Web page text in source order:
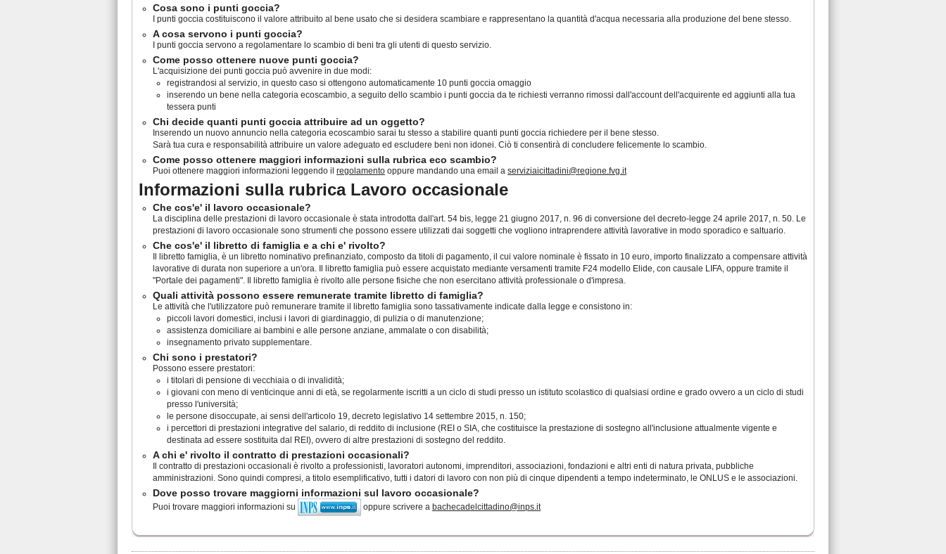
Cosa sono i punti goccia?
I punti goccia costituiscono il valore attribuito al bene usato che si desidera scambiare e rappresentano la quantità d'acqua necessaria alla produzione del bene stesso.
A cosa servono i punti goccia?
I punti goccia servono a regolamentare lo scambio di beni tra gli utenti di questo servizio.
Come posso ottenere nuove punti goccia?
L'acquisizione dei punti goccia può avvenire in due modi:
registrandosi al servizio, in questo caso si ottengono automaticamente 10 punti goccia omaggio
inserendo un bene nella categoria ecoscambio, a seguito dello scambio i punti goccia da te richiesti verranno rimossi dall'account dell'acquirente ed aggiunti alla tua
tessera punti
Chi decide quanti punti goccia attribuire ad un oggetto?
Inserendo un nuovo annuncio nella categoria ecoscambio sarai tu stesso a stabilire quanti punti goccia richiedere per il bene stesso.
Sarà tua cura e responsabilità attribuire un valore adeguato ed escludere beni non idonei. Ciò ti consentirà di concludere felicemente lo scambio.
Come posso ottenere maggiori informazioni sulla rubrica eco scambio?
Puoi ottenere maggiori informazioni leggendo il regolamento oppure mandando una email a serviziaicittadini@regione.fvg.it
Informazioni sulla rubrica Lavoro occasionale
Che cos'e' il lavoro occasionale?
La disciplina delle prestazioni di lavoro occasionale è stata introdotta dall'art. 54 bis, legge 21 giugno 2017, n. 96 di conversione del decreto-legge 24 aprile 2017, n. 50. Le
prestazioni di lavoro occasionale sono strumenti che possono essere utilizzati dai soggetti che vogliono intraprendere attività lavorative in modo sporadico e saltuario.
Che cos'e' il libretto di famiglia e a chi e' rivolto?
Il libretto famiglia, è un libretto nominativo prefinanziato, composto da titoli di pagamento, il cui valore nominale è fissato in 10 euro, importo finalizzato a compensare attività
lavorative di durata non superiore a un'ora. Il libretto famiglia può essere acquistato mediante versamenti tramite F24 modello Elide, con causale LIFA, oppure tramite il
"Portale dei pagamenti". Il libretto famiglia è rivolto alle persone fisiche che non esercitano attività professionale o d'impresa.
Quali attività possono essere remunerate tramite libretto di famiglia?
Le attività che l'utilizzatore può remunerare tramite il libretto famiglia sono tassativamente indicate dalla legge e consistono in:
piccoli lavori domestici, inclusi i lavori di giardinaggio, di pulizia o di manutenzione;
assistenza domiciliare ai bambini e alle persone anziane, ammalate o con disabilità;
insegnamento privato supplementare.
Chi sono i prestatori?
Possono essere prestatori:
i titolari di pensione di vecchiaia o di invalidità;
i giovani con meno di venticinque anni di età, se regolarmente iscritti a un ciclo di studi presso un istituto scolastico di qualsiasi ordine e grado ovvero a un ciclo di studi
presso l'università;
le persone disoccupate, ai sensi dell'articolo 19, decreto legislativo 14 settembre 2015, n. 150;
i percettori di prestazioni integrative del salario, di reddito di inclusione (REI o SIA, che costituisce la prestazione di sostegno all'inclusione attualmente vigente e
destinata ad essere sostituita dal REI), ovvero di altre prestazioni di sostegno del reddito.
A chi e' rivolto il contratto di prestazioni occasionali?
Il contratto di prestazioni occasionali è rivolto a professionisti, lavoratori autonomi, imprenditori, associazioni, fondazioni e altri enti di natura privata, pubbliche
amministrazioni. Sono quindi compresi, a titolo esemplificativo, tutti i datori di lavoro con non più di cinque dipendenti a tempo indeterminato, le ONLUS e le associazioni.
Dove posso trovare maggiorni informazioni sul lavoro occasionale?
Puoi trovare maggiori informazioni su oppure scrivere a bachecadelcittadino@inps.it